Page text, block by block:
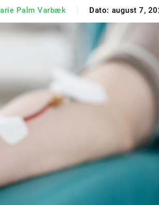
Palm Varbæk Dato: august 7,